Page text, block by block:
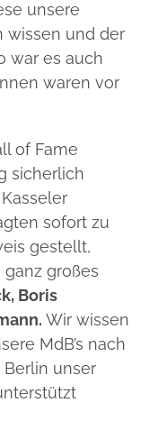
unsere
wissen und der
war es auch
waren vor
of Fame
sicherlich
sofort zu
gestellt,
großes
Boris
Wir wissen
MdB’s nach
unser